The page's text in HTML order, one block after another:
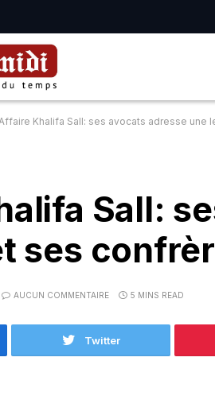
Khalifa Sall: ses avocats adresse une
Sall:
ses
AUCUN COMMENTAIRE 5 MINS READ
Twitter